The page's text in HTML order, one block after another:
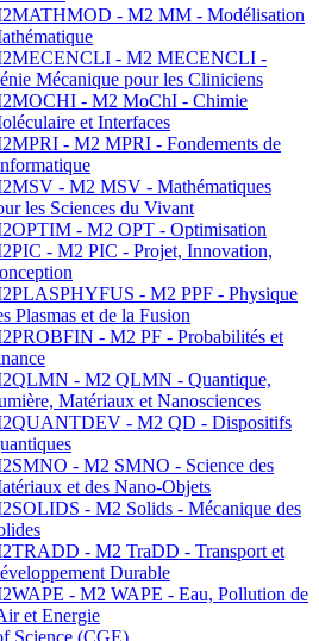
- M2 MM - Modélisation
- M2 MECENCLI -
Mécanique pour les Cliniciens
- M2 MoChI - Chimie
et Interfaces
- M2 MPRI - Fondements de
- M2 MSV - Mathématiques
les Sciences du Vivant
- M2 OPT - Optimisation
- M2 PIC - Projet, Innovation,
- M2 PPF - Physique
Plasmas et de la Fusion
- M2 PF - Probabilités et
- M2 QLMN - Quantique,
Matériaux et Nanosciences
- M2 QD - Dispositifs
- M2 SMNO - Science des
et des Nano-Objets
- M2 Solids - Mécanique des
- M2 TraDD - Transport et
Durable
- M2 WAPE - Eau, Pollution de
et Energie
Science (CGE)